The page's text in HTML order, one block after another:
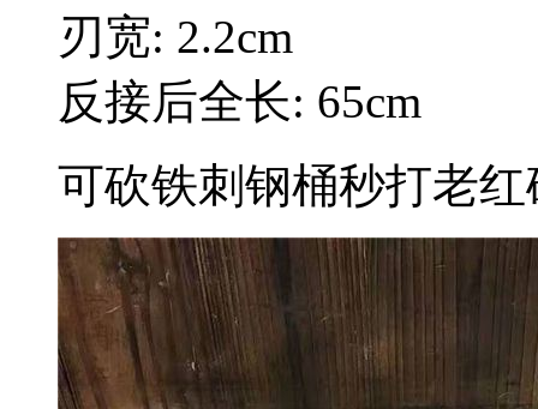
刃宽: 2.2cm
反接后全长: 65cm
可砍铁刺钢桶秒打老